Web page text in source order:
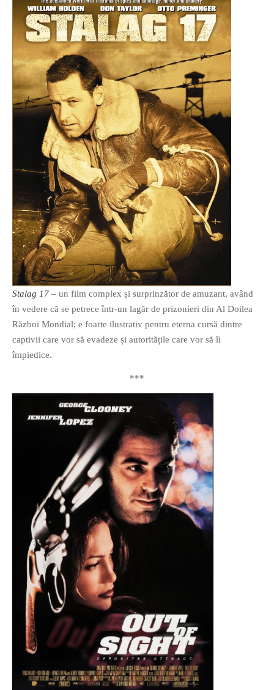
Stalag 17 – un film complex și surprinzător de amuzant, având
în vedere că se petrece într-un lagăr de prizonieri din Al Doilea
Război Mondial; e foarte ilustrativ pentru eterna cursă dintre
captivii care vor să evadeze și autoritățile care vor să îi
împiedice.
***